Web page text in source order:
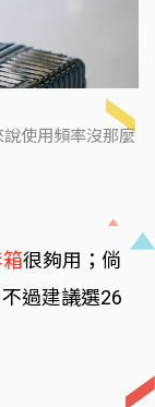
使用頻率沒那麼
很夠用；倘
過建議選26